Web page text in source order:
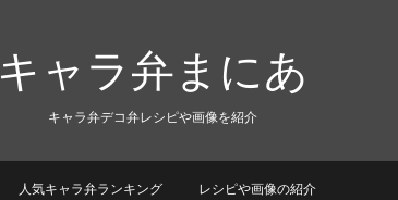
キャラ弁まにあ
キャラ弁デコ弁レシピや画像を紹介
人気キャラ弁ランキング レシピや画像の紹介